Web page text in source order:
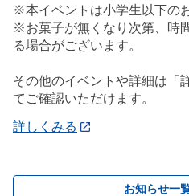
※本イベントは小学生以下の
※お菓子が無くなり次第、時
る場合がございます。
その他のイベントや詳細は「
てご確認いただけます。
詳しくみる
お知らせ一